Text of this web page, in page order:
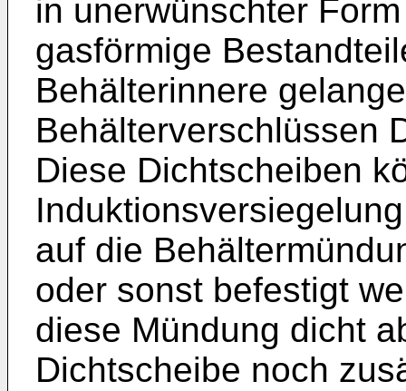
in unerwünschter
gasförmige
Behälterinnere
Behälterverschlüssen
Diese Dichtscheiben
auf die
oder sonst befestigt
diese Mündung dicht
Dichtscheibe noch